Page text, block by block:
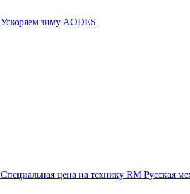
Ускоряем зиму AODES
Специальная цена на технику RM Русская